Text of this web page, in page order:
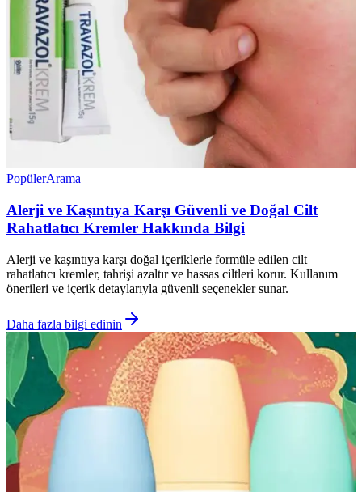
PopülerArama
Alerji ve Kaşıntıya Karşı Güvenli ve Doğal Cilt
Rahatlatıcı Kremler Hakkında Bilgi
Alerji ve kaşıntıya karşı doğal içeriklerle formüle edilen cilt
rahatlatıcı kremler, tahrişi azaltır ve hassas ciltleri korur. Kullanım
önerileri ve içerik detaylarıyla güvenli seçenekler sunar.
Daha fazla bilgi edinin